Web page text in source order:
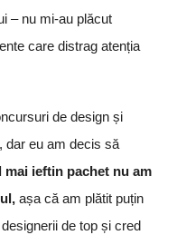
– nu mi-au plăcut
care distrag atenția
de design și
dar eu am decis să
mai ieftin pachet nu am
așa că am plătit puțin
de top și cred